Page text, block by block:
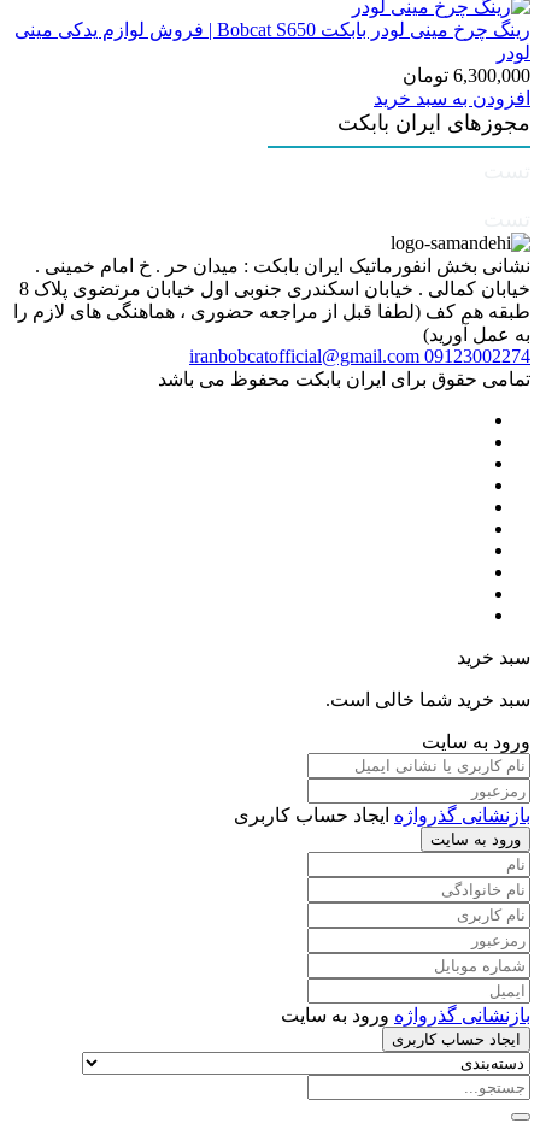
رینگ چرخ مینی لودر بابکت Bobcat S650 | فروش لوازم یدکی مینی
لودر
6,300,000 تومان
افزودن به سبد خرید
مجوزهای ایران بابکت
نشانی بخش انفورماتیک ایران بابکت : میدان حر . خ امام خمینی .
خیابان کمالی . خیابان اسکندری جنوبی اول خیابان مرتضوی پلاک 8
طبقه هم کف (لطفا قبل از مراجعه حضوری ، هماهنگی های لازم را
به عمل آورید)
09123002274
iranbobcatofficial@gmail.com
تمامی حقوق برای ایران بابکت محفوظ می باشد
سبد خرید
سبد خرید شما خالی است.
ورود به سایت
بازنشانی گذرواژه ایجاد حساب کاربری
ورود به سایت
بازنشانی گذرواژه ورود به سایت
ایجاد حساب کاربری